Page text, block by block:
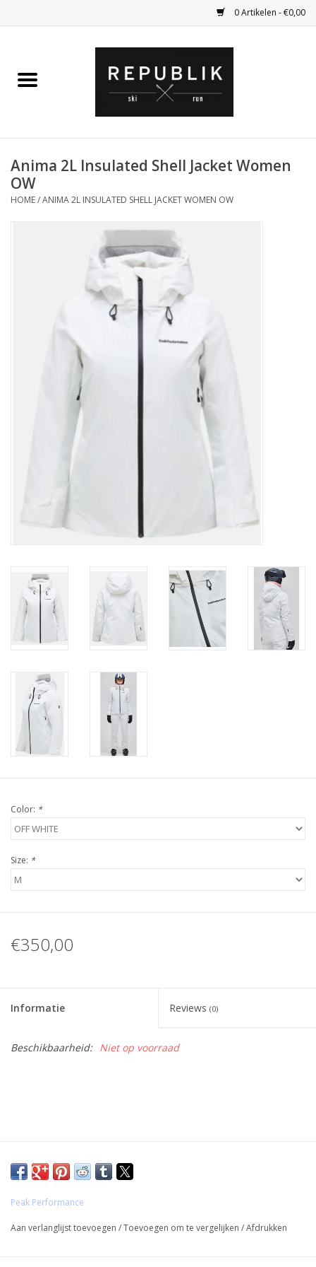
0 Artikelen - €0,00
Bagage
Anima 2L Insulated Shell Jacket Women
OW
HOME/ANIMA 2L INSULATED SHELL JACKET WOMEN OW
Color: *
Size: *
€350,00
Informatie Reviews (0)
Beschikbaarheid: Niet op voorraad
Peak Performance
Aan verlanglijst toevoegen /Toevoegen om te vergelijken /Afdrukken